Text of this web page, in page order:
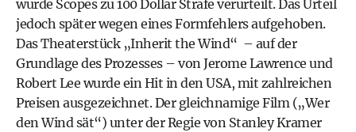
wurde Scopes zu 100 Dollar Strafe verurteilt. Das Urteil
jedoch später wegen eines Formfehlers aufgehoben.
Das Theaterstück „Inherit the Wind“ – auf der
Grundlage des Prozesses – von Jerome Lawrence und
Robert Lee wurde ein Hit in den USA, mit zahlreichen
Preisen ausgezeichnet. Der gleichnamige Film („Wer
den Wind sät“) unter der Regie von Stanley Kramer